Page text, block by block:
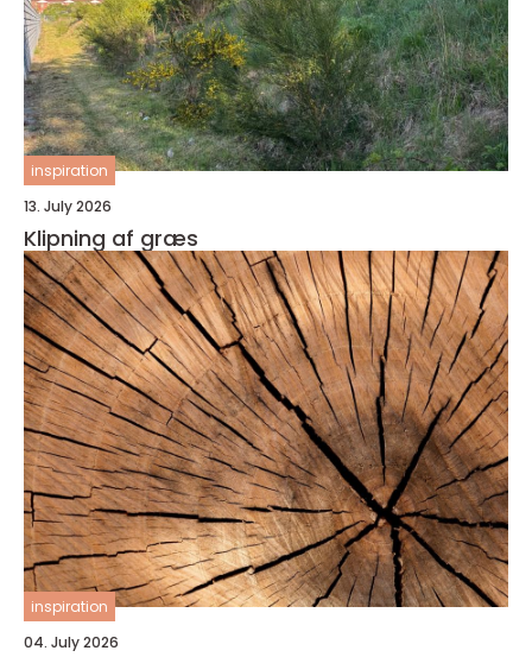
inspiration
13. July 2026
Klipning af græs
inspiration
04. July 2026